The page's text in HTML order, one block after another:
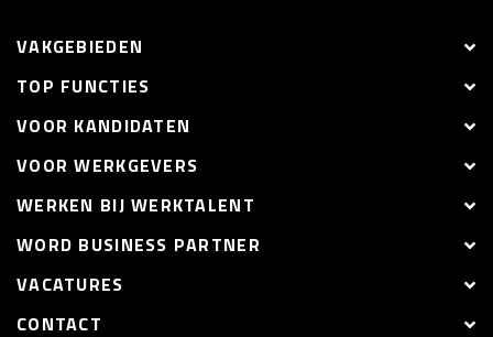
VAKGEBIEDEN
TOP FUNCTIES
VOOR KANDIDATEN
VOOR WERKGEVERS
WERKEN BIJ WERKTALENT
WORD BUSINESS PARTNER
VACATURES
CONTACT